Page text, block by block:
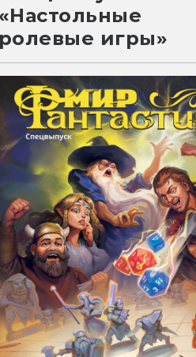
«Настольные
ролевые игры»